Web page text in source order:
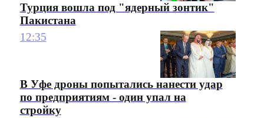
Турция вошла под "ядерный зонтик"
Пакистана
12:35
В Уфе дроны попытались нанести удар
по предприятиям - один упал на
стройку